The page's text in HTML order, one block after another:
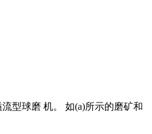
型球磨 机。 如(a)所示的磨矿和